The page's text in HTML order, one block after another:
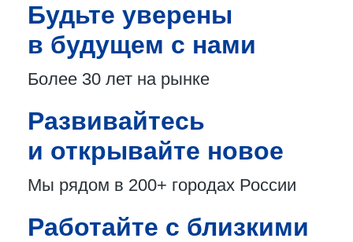
Будьте уверены
в будущем с нами
Более 30 лет на рынке
Развивайтесь
и открывайте новое
Мы рядом в 200+ городах России
Работайте с близкими